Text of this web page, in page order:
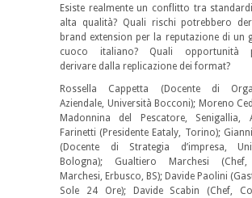
Esiste realmente un conflitto tra
alta qualità? Quali rischi potrebbero
brand extension per la reputazione di un
cuoco italiano? Quali opportunità
derivare dalla replicazione dei format?
Rossella Cappetta (Docente di
Aziendale, Università Bocconi); Moreno
Madonnina del Pescatore, Senigallia,
Farinetti (Presidente Eataly, Torino);
(Docente di Strategia d’impresa,
Bologna); Gualtiero Marchesi (Chef,
Marchesi, Erbusco, BS); Davide Paolini
Sole 24 Ore); Davide Scabin (Chef,